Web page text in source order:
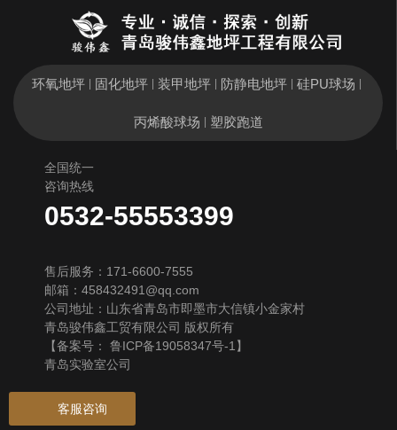
环氧地坪 | 固化地坪 | 装甲地坪 | 防静电地坪 | 硅PU球场 |
丙烯酸球场 | 塑胶跑道
全国统一
咨询热线
0532-55553399
售后服务：171-6600-7555
邮箱：458432491@qq.com
公司地址：山东省青岛市即墨市大信镇小金家村
青岛骏伟鑫工贸有限公司 版权所有
【备案号： 鲁ICP备19058347号-1 】
青岛实验室公司
客服咨询